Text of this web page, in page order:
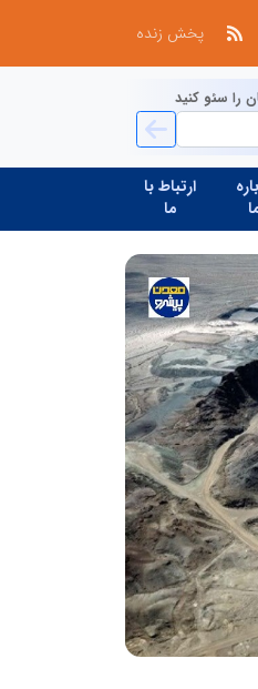
پخش زنده
را سئو کنید
ارتباط با
ما